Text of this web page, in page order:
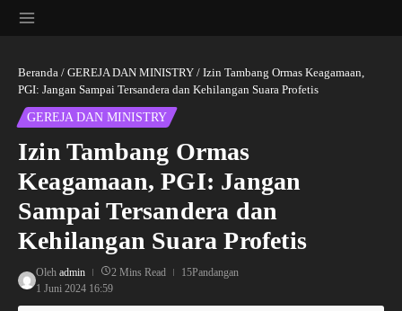
Beranda / GEREJA DAN MINISTRY / Izin Tambang Ormas Keagamaan,
PGI: Jangan Sampai Tersandera dan Kehilangan Suara Profetis
GEREJA DAN MINISTRY
Izin Tambang Ormas
Keagamaan, PGI: Jangan
Sampai Tersandera dan
Kehilangan Suara Profetis
Oleh admin 2 Mins Read
15Pandangan
1 Juni 2024 16:59